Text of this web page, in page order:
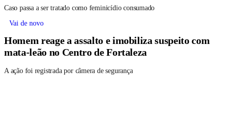
Caso passa a ser tratado como feminicídio consumado
Vai de novo
Homem reage a assalto e imobiliza suspeito com
mata-leão no Centro de Fortaleza
A ação foi registrada por câmera de segurança